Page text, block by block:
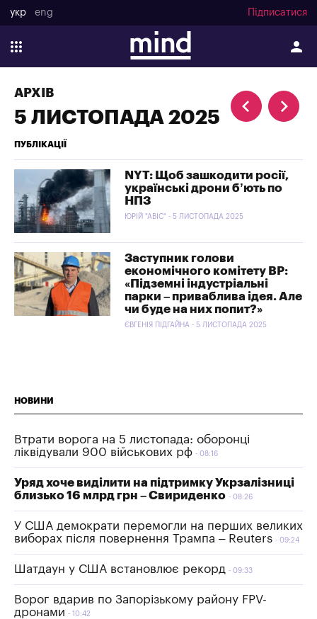
укр eng Підписатися
АРХІВ
5 ЛИСТОПАДА 2025
ПУБЛІКАЦІЇ
NYT: Щоб зашкодити росії,
українські дрони б’ють по
НПЗ
ЮРІЙ "АВІС" - 5 ЛИСТОПАДА 2025
Заступник голови
економічного комітету ВР:
«Підземні індустріальні
парки – приваблива ідея. Але
чи буде на них попит?»
ЄВГЕНІЯ ПІДГАЙНА - 5 ЛИСТОПАДА 2025
НОВИНИ
Втрати ворога на 5 листопада: оборонці
ліквідували 900 військових рф
08:16
Уряд хоче виділити на підтримку Укрзалізниці
близько 16 млрд грн – Свириденко
08:26
У США демократи перемогли на перших великих
виборах після повернення Трампа – Reuters
09:24
Шатдаун у США встановлює рекорд 09:33
Ворог вдарив по Запорізькому району FPV-
дронами
10:42